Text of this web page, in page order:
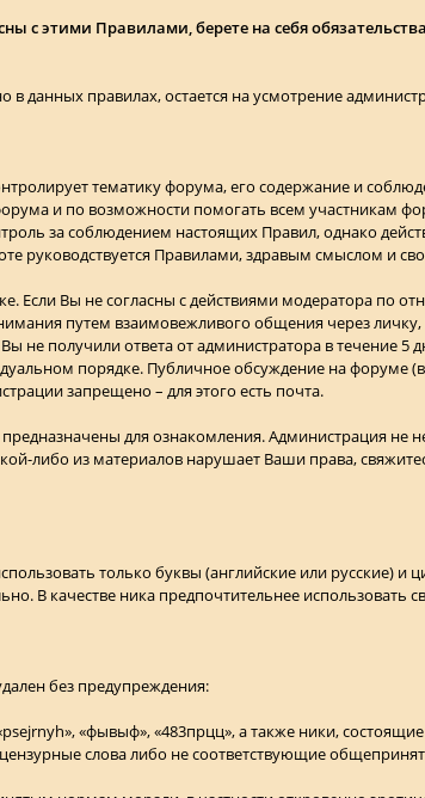
с этими Правилами, берете на себя
в данных правилах, остается на усмотрение
тематику форума, его содержание и
и по возможности помогать всем участникам
за соблюдением настоящих Правил, однако
руководствуется Правилами, здравым смыслом и
Если Вы не согласны с действиями модератора по
путем взаимовежливого общения через
не получили ответа от администратора в течение 5
порядке. Публичное обсуждение на форуме
запрещено – для этого есть почта.
для ознакомления. Администрация не
либо из материалов нарушает Ваши права,
только буквы (английские или русские) и
В качестве ника предпочтительнее
без предупреждения:
«фывыф», «483прцц», а также ники,
слова либо не соответствующие